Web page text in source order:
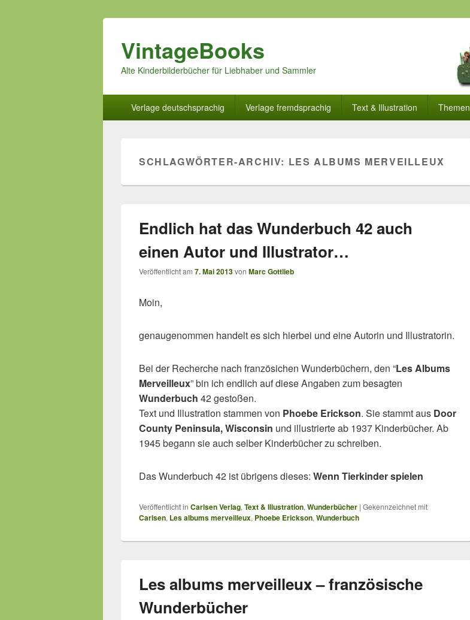
VintageBooks
Alte Kinderbilderbücher für Liebhaber und Sammler
Verlage deutschsprachig Verlage fremdsprachig Text & Illustration Themen
SCHLAGWÖRTER-ARCHIV: LES ALBUMS MERVEILLEUX
Endlich hat das Wunderbuch 42 auch
einen Autor und Illustrator…
Veröffentlicht am 7. Mai 2013von Marc Gottlieb
Moin,
genaugenommen handelt es sich hierbei und eine Autorin und Illustratorin.
Bei der Recherche nach französichen Wunderbüchern, den “Les Albums
Merveilleux” bin ich endlich auf diese Angaben zum besagten
Wunderbuch 42 gestoßen.
Text und Illustration stammen von Phoebe Erickson. Sie stammt aus Door
County Peninsula, Wisconsin und illustrierte ab 1937 Kinderbücher. Ab
1945 begann sie auch selber Kinderbücher zu schreiben.
Das Wunderbuch 42 ist übrigens dieses: Wenn Tierkinder spielen
Veröffentlicht in Carlsen Verlag, Text & Illustration, Wunderbücher | Gekennzeichnet mit
Carlsen, Les albums merveilleux, Phoebe Erickson, Wunderbuch
Les albums merveilleux – französische
Wunderbücher